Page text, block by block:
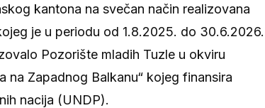
kantona na svečan način realizovana
je u periodu od 1.8.2025. do 30.6.2026.
Pozorište mladih Tuzle u okviru
na Zapadnog Balkanu“ kojeg finansira
nacija (UNDP).